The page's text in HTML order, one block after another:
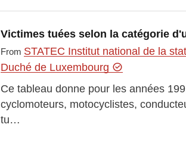
Victimes tuées selon la catégorie
From STATEC Institut national de la
Duché de Luxembourg
Ce tableau donne pour les années
cyclomoteurs, motocyclistes,
tu…